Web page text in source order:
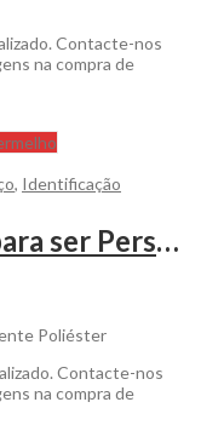
Contacte-nos
na compra de
, Identificação
Lanyard Suporte Hulak para ser Personalizada
Poliéster
Contacte-nos
na compra de